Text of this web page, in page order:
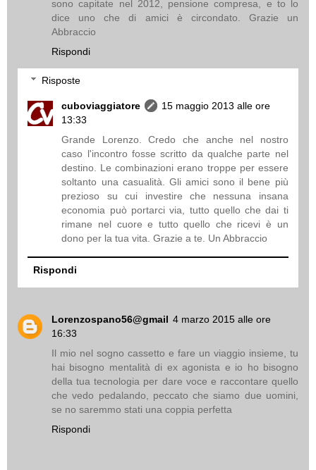
sono capitate nel 2012, pensione compresa, e to lo
dice uno che di amici è circondato. Grazie un
Abbraccio
Rispondi
Risposte
cuboviaggiatore
15 maggio 2013 alle ore
13:33
Grande Lorenzo. Credo che anche nel nostro
caso l'incontro fosse scritto da qualche parte nel
destino. Le combinazioni erano troppe per essere
soltanto una casualità. Gli amici sono il bene più
prezioso su cui investire che nessuna insana
economia può portarci via, tutto quello che dai ti
rimane nel cuore e tutto quello che ricevi è un
dono per la tua vita. Grazie a te. Un Abbraccio
Rispondi
Lorenzospano56@gmail 4 marzo 2015 alle ore
16:33
Il mio nel sogno cassetto e fare un viaggio insieme, tu
hai bisogno mentalità di ex agonista e io ho bisogno
della tua tecnologia per dare voce e raccontare quello
che vedo pedalando, peccato che siamo due uomini,
se no saremmo stati una coppia perfetta
Rispondi